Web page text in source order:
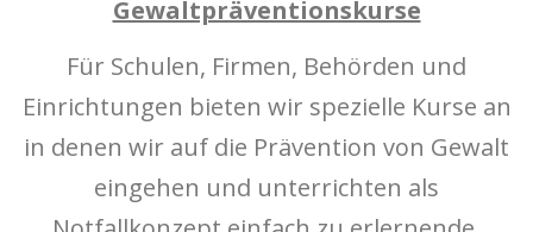
Gewaltpräventionskurse
Für Schulen, Firmen, Behörden und
Einrichtungen bieten wir spezielle Kurse an
in denen wir auf die Prävention von Gewalt
eingehen und unterrichten als